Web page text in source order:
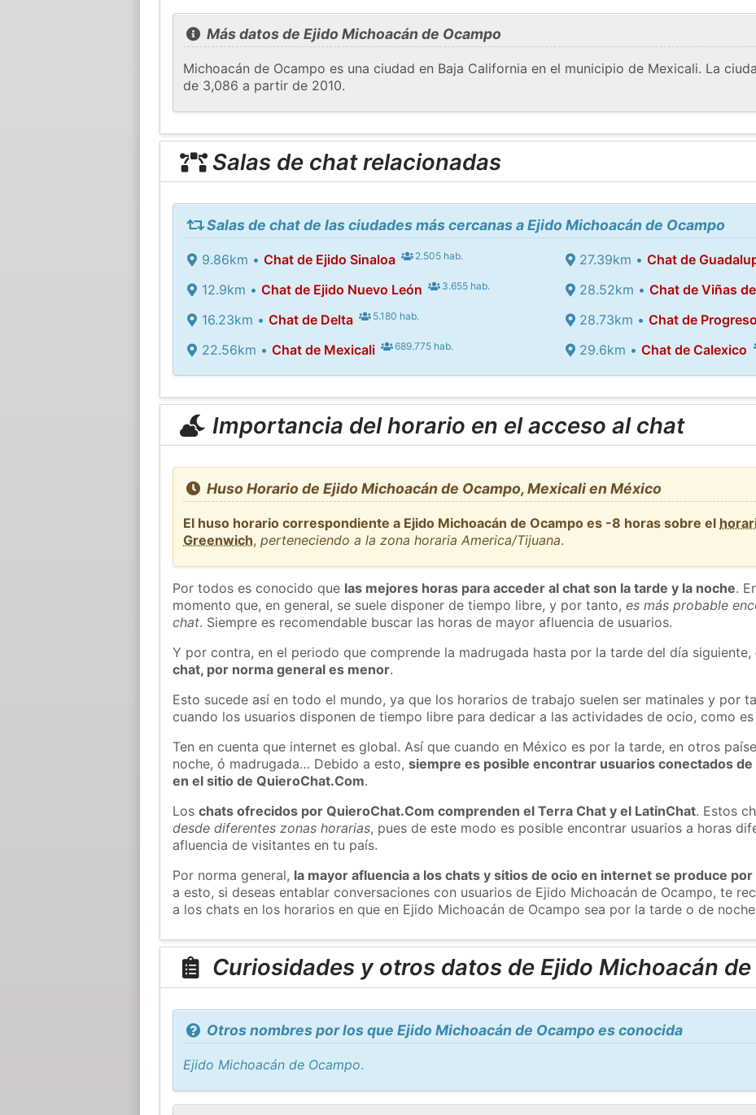
Más datos de Ejido Michoacán de Ocampo
Michoacán de Ocampo es una ciudad en Baja California en el municipio de Mexicali. La
de 3,086 a partir de 2010.
Salas de chat relacionadas
Salas de chat de las ciudades más cercanas a Ejido Michoacán de Ocampo
9.86km • Chat de Ejido Sinaloa 2.505 hab.
12.9km • Chat de Ejido Nuevo León 3.655 hab.
16.23km • Chat de Delta 5.180 hab.
22.56km • Chat de Mexicali 689.775 hab.
27.39km •Chat de
28.52km •Chat de Viñas
28.73km •Chat de Progreso
29.6km •Chat de Calexico
Importancia del horario en el acceso al chat
Huso Horario de Ejido Michoacán de Ocampo, Mexicali en México
El huso horario correspondiente a Ejido Michoacán de Ocampo es -8 horas sobre el
Greenwich,perteneciendo a la zona horaria America/Tijuana.
Por todos es conocido que las mejores horas para acceder al chat son la tarde y la noche.
momento que, en general, se suele disponer de tiempo libre, y por tanto,es más probable
chat. Siempre es recomendable buscar las horas de mayor afluencia de usuarios.
Y por contra, en el periodo que comprende la madrugada hasta por la tarde del día siguiente,
chat, por norma general es menor.
Esto sucede así en todo el mundo, ya que los horarios de trabajo suelen ser matinales y por
cuando los usuarios disponen de tiempo libre para dedicar a las actividades de ocio, como
Ten en cuenta que internet es global. Así que cuando en México es por la tarde, en otros
noche, ó madrugada… Debido a esto,siempre es posible encontrar usuarios conectados
en el sitio de QuieroChat.Com.
Loschats ofrecidos por QuieroChat.Com comprenden el Terra Chat y el LatinChat. Estos
desde diferentes zonas horarias, pues de este modo es posible encontrar usuarios a horas
afluencia de visitantes en tu país.
Por norma general, la mayor afluencia a los chats y sitios de ocio en internet se produce
a esto, si deseas entablar conversaciones con usuarios de Ejido Michoacán de Ocampo, te
a los chats en los horarios en que en Ejido Michoacán de Ocampo sea por la tarde o de
Curiosidades y otros datos de Ejido Michoacán
Otros nombres por los que Ejido Michoacán de Ocampo es conocida
Ejido Michoacán de Ocampo.